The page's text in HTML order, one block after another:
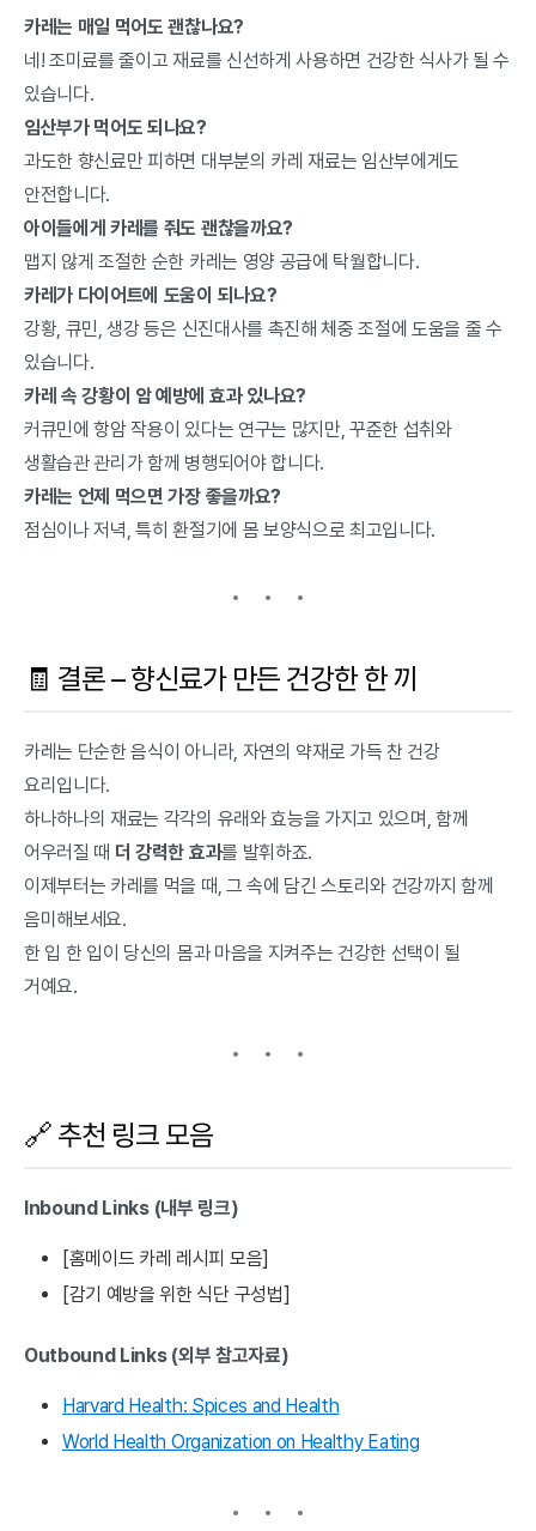
카레는 매일 먹어도 괜찮나요?
네! 조미료를 줄이고 재료를 신선하게 사용하면 건강한 식사가 될 수
있습니다.
임산부가 먹어도 되나요?
과도한 향신료만 피하면 대부분의 카레 재료는 임산부에게도
안전합니다.
아이들에게 카레를 줘도 괜찮을까요?
맵지 않게 조절한 순한 카레는 영양 공급에 탁월합니다.
카레가 다이어트에 도움이 되나요?
강황, 큐민, 생강 등은 신진대사를 촉진해 체중 조절에 도움을 줄 수
있습니다.
카레 속 강황이 암 예방에 효과 있나요?
커큐민에 항암 작용이 있다는 연구는 많지만, 꾸준한 섭취와
생활습관 관리가 함께 병행되어야 합니다.
카레는 언제 먹으면 가장 좋을까요?
점심이나 저녁, 특히 환절기에 몸 보양식으로 최고입니다.
🧾 결론 – 향신료가 만든 건강한 한 끼
카레는 단순한 음식이 아니라, 자연의 약재로 가득 찬 건강
요리입니다.
하나하나의 재료는 각각의 유래와 효능을 가지고 있으며, 함께
어우러질 때 더 강력한 효과를 발휘하죠.
이제부터는 카레를 먹을 때, 그 속에 담긴 스토리와 건강까지 함께
음미해보세요.
한 입 한 입이 당신의 몸과 마음을 지켜주는 건강한 선택이 될
거예요.
🔗 추천 링크 모음
Inbound Links (내부 링크)
[홈메이드 카레 레시피 모음]
[감기 예방을 위한 식단 구성법]
Outbound Links (외부 참고자료)
Harvard Health: Spices and Health
World Health Organization on Healthy Eating